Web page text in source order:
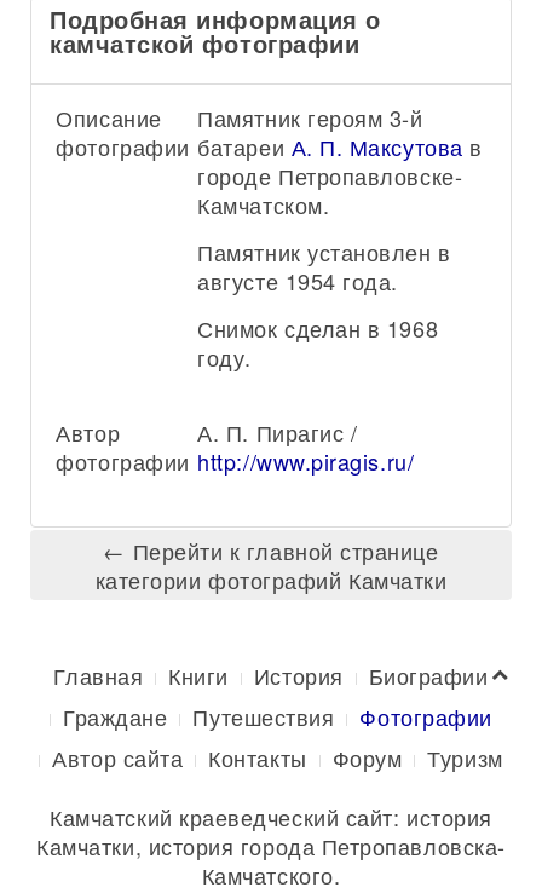
Подробная информация о
камчатской фотографии
Описание
фотографии:
Памятник героям 3-й
батареи А. П. Максутова в
городе Петропавловске-
Камчатском.
Памятник установлен в
августе 1954 года.
Снимок сделан в 1968
году.
Автор
фотографии:
А. П. Пирагис /
http://www.piragis.ru/
← Перейти к главной странице
категории фотографий Камчатки
Главная Книги История
Биографии
Граждане
Путешествия
Фотографии
Автор сайта
Контакты Форум
Туризм
Камчатский краеведческий сайт: история
Камчатки, история города Петропавловска-
Камчатского.